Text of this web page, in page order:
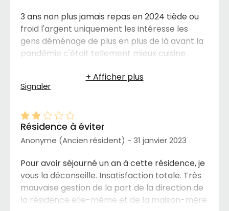
3 ans non plus jamais repas en 2024 tiède ou
froid l'argent uniquement les intéresse les
gens déménage de plus en plus de là avant la
pandémie c'était tellement mieux cuisine
toujours bons et chauds beaucoup de variété
de repas ambiance parfaite dans tout et
l'extérieur c'était vraiment vivable d'y
demeurer mais depuis la pandémie plus rien
de ça existe vraiment dommage
Signaler
Résidence à éviter
Anonyme (Ancien résident) - 31 janvier 2023
Pour avoir séjourné un an à cette résidence, je
vous la déconseille. Insatisfaction totale. Très
mauvaise gestion de la part de la direction de
la résidence elle-même et de la maison-mère